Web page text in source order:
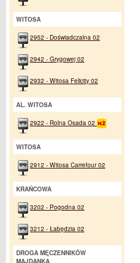
WITOSA
2952 - Doświadczalna 02
2942 - Grygowej 02
2932 - Witosa Felicity 02
AL. WITOSA
2922 - Rolna Osada 02
WITOSA
2912 - Witosa Carrefour 02
KRAŃCOWA
3202 - Pogodna 02
3212 - Łabędzia 02
DROGA MĘCZENNIKÓW
MAJDANKA